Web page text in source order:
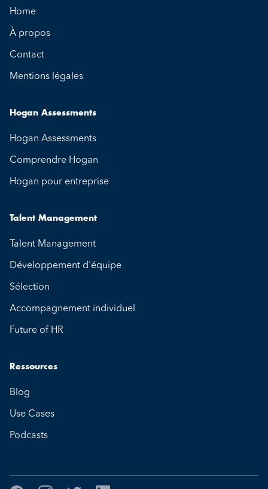
Home
À propos
Contact
Mentions légales
Hogan Assessments
Hogan Assessments
Comprendre Hogan
Hogan pour entreprise
Talent Management
Talent Management
Développement d'équipe
Sélection
Accompagnement individuel
Future of HR
Ressources
Blog
Use Cases
Podcasts